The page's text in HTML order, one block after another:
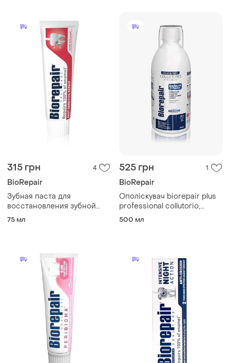
315 грн 4
BioRepair
Зубная паста для
восстановления зубной
эмали biorepair total
75 мл
525 грн 1
BioRepair
Ополіскувач biorepair plus
professional collutorio,
500мл
500 мл